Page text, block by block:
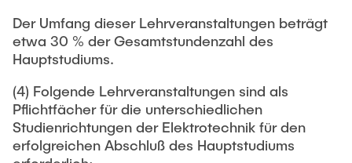
Der Umfang dieser Lehrveranstaltungen beträgt
etwa 30 % der Gesamtstundenzahl des
Hauptstudiums.
(4) Folgende Lehrveranstaltungen sind als
Pflichtfächer für die unterschiedlichen
Studienrichtungen der Elektrotechnik für den
erfolgreichen Abschluß des Hauptstudiums